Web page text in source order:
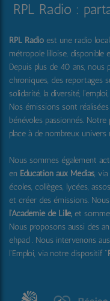
RPL Radio est une radio
métropole lilloise, disponible
Depuis plus de 40 ans,
chroniques, des reportages
solidarité, la diversité,
Nos émissions sont
bénévoles passionnés.
place à de nombreux univers
Nous sommes également
en Education aux Médias,
écoles, collèges, lycées,
et créer des émissions.
l'Académie de Lille, et
Nous proposons aussi des
ehpad . Nous intervenons
l'Emploi, via notre dispositif "